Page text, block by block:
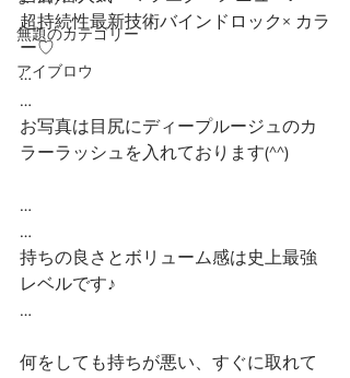
無題のカテゴリー
アイブロウ
超持続性最新技術バインドロック× カラ
ー♡
…
…
お写真は目尻にディープルージュのカ
ラーラッシュを入れております(^^)
…
…
持ちの良さとボリューム感は史上最強
レベルです♪
…
何をしても持ちが悪い、すぐに取れて